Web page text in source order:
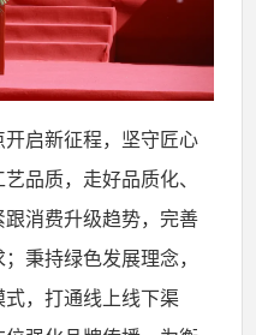
启新征程，坚守匠心
品质，走好品质化、
消费升级趋势，完善
秉持绿色发展理念，
，打通线上线下渠